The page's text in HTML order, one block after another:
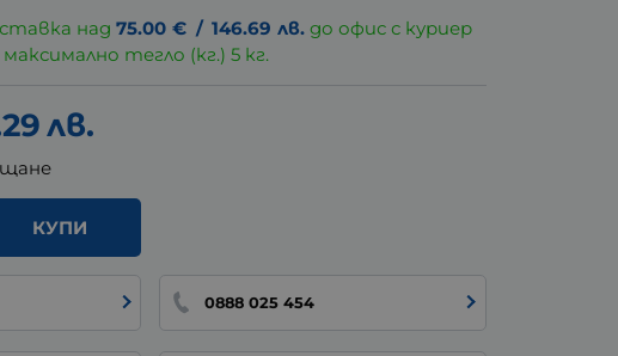
над75.00 € / 146.69 лв. до офис с куриер
тегло (кг.) 5 кг.
лв.
КУПИ
0888 025 454